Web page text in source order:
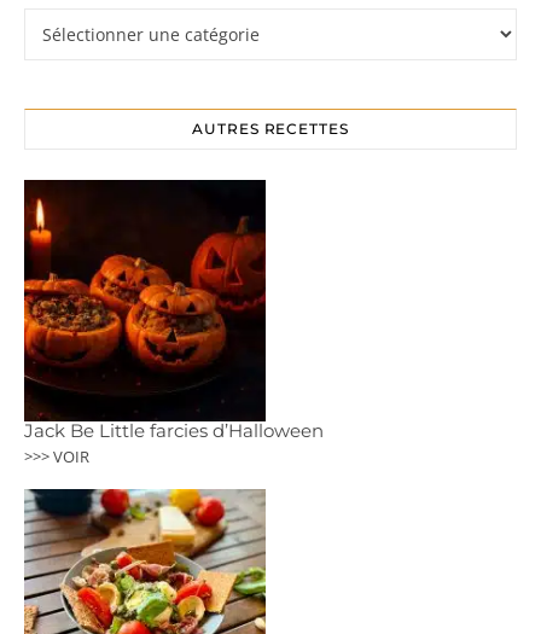
AUTRES RECETTES
Jack Be Little farcies d’Halloween
>>> VOIR